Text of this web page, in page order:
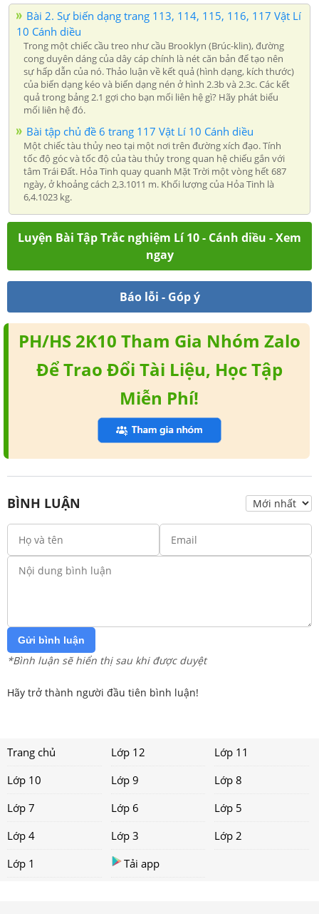
Bài 2. Sự biến dạng trang 113, 114, 115, 116, 117 Vật Lí
10 Cánh diều
Trong một chiếc cầu treo như cầu Brooklyn (Brúc-klin), đường
cong duyên dáng của dây cáp chính là nét căn bản để tạo nên
sự hấp dẫn của nó. Thảo luận về kết quả (hình dạng, kích thước)
của biến dạng kéo và biến dạng nén ở hình 2.3b và 2.3c. Các kết
quả trong bảng 2.1 gợi cho bạn mối liên hệ gì? Hãy phát biểu
mối liên hệ đó.
Bài tập chủ đề 6 trang 117 Vật Lí 10 Cánh diều
Một chiếc tàu thủy neo tại một nơi trên đường xích đạo. Tính
tốc độ góc và tốc độ của tàu thủy trong quan hệ chiếu gắn với
tâm Trái Đất. Hỏa Tinh quay quanh Mặt Trời một vòng hết 687
ngày, ở khoảng cách 2,3.1011 m. Khối lượng của Hỏa Tinh là
6,4.1023 kg.
Luyện Bài Tập Trắc nghiệm Lí 10 - Cánh diều - Xem
ngay
Báo lỗi - Góp ý
PH/HS 2K10 Tham Gia Nhóm Zalo
Để Trao Đổi Tài Liệu, Học Tập
Miễn Phí!
BÌNH LUẬN
Gửi bình luận
*Bình luận sẽ hiển thị sau khi được duyệt
Hãy trở thành người đầu tiên bình luận!
Trang chủ Lớp 12
Lớp 11
Lớp 10
Lớp 9
Lớp 8
Lớp 7
Lớp 6
Lớp 5
Lớp 4
Lớp 3
Lớp 2
Lớp 1
Tải app